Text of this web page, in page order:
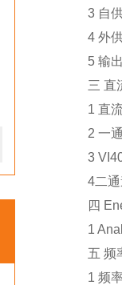
3 自供
4 外供
5 输出
三 直流
1 直流
2 一通
3
4二通道
四
1
五 频
1 频率